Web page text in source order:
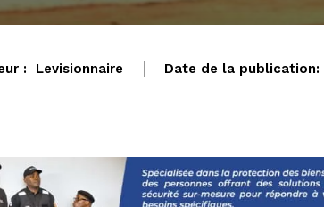
: Levisionnaire Date de la publication: